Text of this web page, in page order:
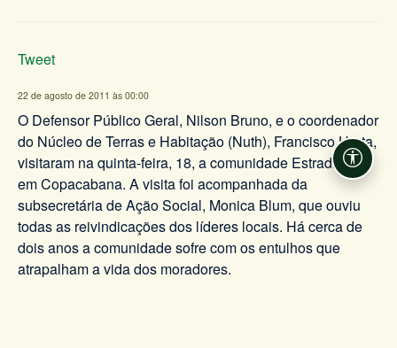
Tweet
22 de agosto de 2011 às 00:00
O Defensor Público Geral, Nilson Bruno, e o coordenador
do Núcleo de Terras e Habitação (Nuth), Francisco Horta,
visitaram na quinta-feira, 18, a comunidade Estradinha,
em Copacabana. A visita foi acompanhada da
subsecretária de Ação Social, Monica Blum, que ouviu
todas as reivindicações dos líderes locais. Há cerca de
dois anos a comunidade sofre com os entulhos que
atrapalham a vida dos moradores.